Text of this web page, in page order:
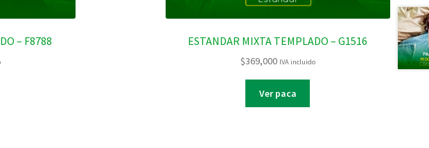
– F8788 ESTANDAR MIXTA TEMPLADO – G1516
$369,000 IVA incluido
Ver paca